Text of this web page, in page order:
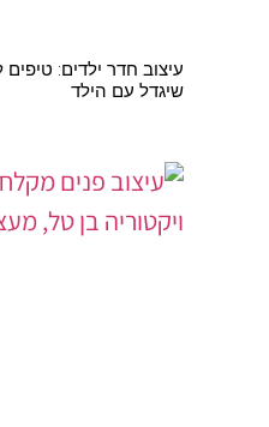
עיצוב חדר ילדים: טיפים
שיגדל עם הילד